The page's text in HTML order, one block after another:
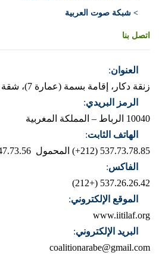
> شبكة صوت العربية
اتصل بنا
العنوان:
زنقة دكار، إقامة بسمة (عمارة 7)، شقة 2، حي المحيط – الرباط
الرمز البريدي:
10040 الرباط – المملكة المغربية
الهاتف الثابت:
537.73.78.85 (212+)
المحمول 666.47.73.56 (212+)
الفاكس:
537.26.26.42 (+212)
الموقع الإلكتروني:
www.iitilaf.org
البريد الإلكتروني:
coalitionarabe@gmail.com